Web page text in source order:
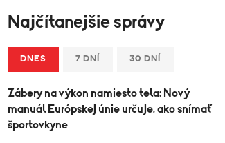
Najčítanejšie správy
DNES 7 DNÍ 30 DNÍ
Zábery na výkon namiesto tela: Nový
manuál Európskej únie určuje, ako snímať
športovkyne